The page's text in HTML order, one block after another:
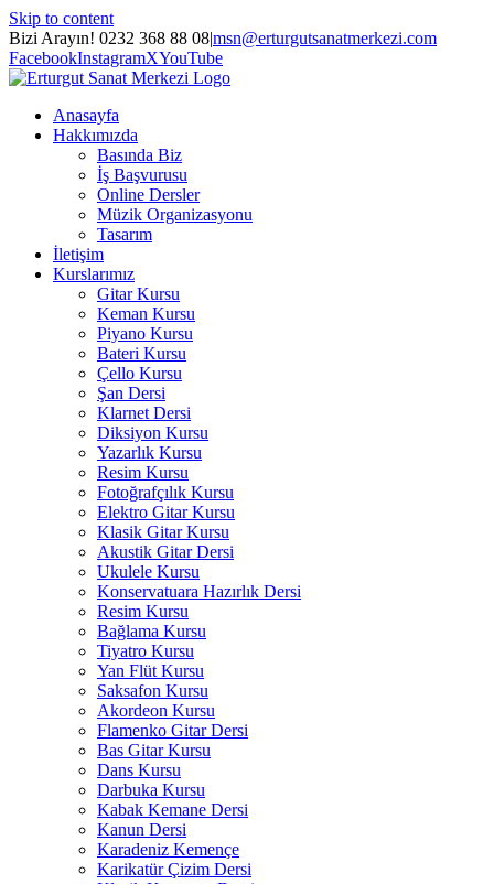
Skip to content
Bizi Arayın! 0232 368 88 08|msn@erturgutsanatmerkezi.com
FacebookInstagramXYouTube
Anasayfa
Hakkımızda
Basında Biz
İş Başvurusu
Online Dersler
Müzik Organizasyonu
Tasarım
İletişim
Kurslarımız
Gitar Kursu
Keman Kursu
Piyano Kursu
Bateri Kursu
Çello Kursu
Şan Dersi
Klarnet Dersi
Diksiyon Kursu
Yazarlık Kursu
Resim Kursu
Fotoğrafçılık Kursu
Elektro Gitar Kursu
Klasik Gitar Kursu
Akustik Gitar Dersi
Ukulele Kursu
Konservatuara Hazırlık Dersi
Resim Kursu
Bağlama Kursu
Tiyatro Kursu
Yan Flüt Kursu
Saksafon Kursu
Akordeon Kursu
Flamenko Gitar Dersi
Bas Gitar Kursu
Dans Kursu
Darbuka Kursu
Kabak Kemane Dersi
Kanun Dersi
Karadeniz Kemençe
Karikatür Çizim Dersi